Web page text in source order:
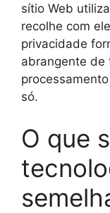
sítio Web
recolhe com
privacidade
abrangente de
só.
O que